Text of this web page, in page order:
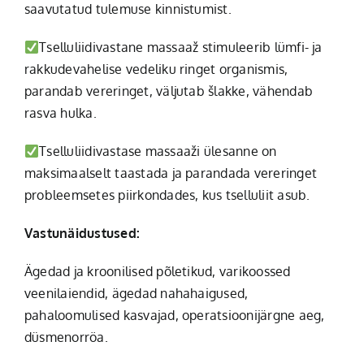
saavutatud tulemuse kinnistumist.
Tselluliidivastane massaaž stimuleerib lümfi- ja
rakkudevahelise vedeliku ringet organismis,
parandab vereringet, väljutab šlakke, vähendab
rasva hulka.
Tselluliidivastase massaaži ülesanne on
maksimaalselt taastada ja parandada vereringet
probleemsetes piirkondades, kus tselluliit asub.
Vastunäidustused:
Ägedad ja kroonilised põletikud, varikoossed
veenilaiendid, ägedad nahahaigused,
pahaloomulised kasvajad, operatsioonijärgne aeg,
düsmenorröa.